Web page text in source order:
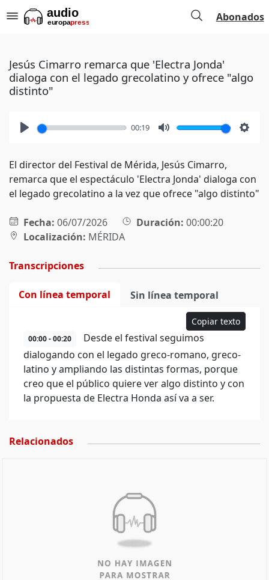
Abonados
Jesús Cimarro remarca que 'Electra Jonda'
dialoga con el legado grecolatino y ofrece "algo
distinto"
00:19
El director del Festival de Mérida, Jesús Cimarro,
remarca que el espectáculo 'Electra Jonda' dialoga con
el legado grecolatino a la vez que ofrece "algo distinto"
Fecha: 06/07/2026 Duración: 00:00:20
Localización: MÉRIDA
Transcripciones
Con línea temporal Sin línea temporal
Copiar texto
00:00 - 00:20
Desde el festival seguimos
dialogando con el legado greco-romano, greco-
latino y ampliando las distintas formas, porque
creo que el público quiere ver algo distinto y con
la propuesta de Electra Honda así va a ser.
Relacionados